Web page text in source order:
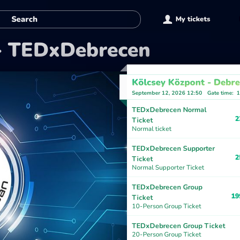
My tickets
Kölcsey Központ -
September 12, 2026 12:50 Gate time:
TEDxDebrecen Normal
Ticket
Normal ticket
TEDxDebrecen Supporter
Ticket
Normal Supporter Ticket
TEDxDebrecen Group
Ticket
10-Person Group Ticket
TEDxDebrecen Group Ticket
20-Person Group Ticket